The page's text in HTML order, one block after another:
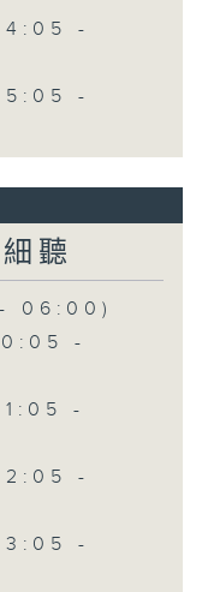
-
-
聽
06:00)
-
-
-
-